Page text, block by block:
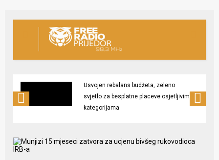
Usvojen rebalans budžeta, zeleno
svjetlo za besplatne placeve osjetljivim
kategorijama